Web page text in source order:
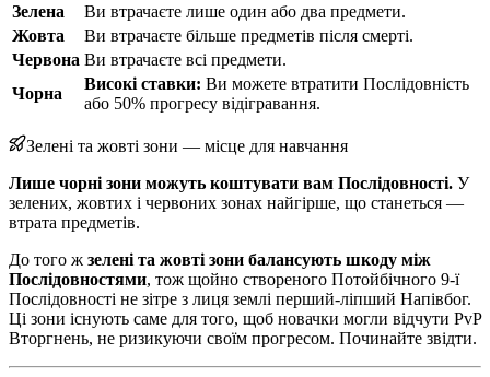
Зелена
Ви втрачаєте лише один або два предмети.
Жовта
Ви втрачаєте більше предметів після смерті.
Червона Ви втрачаєте всі предмети.
Чорна
Високі ставки: Ви можете втратити Послідовність
або 50% прогресу відігравання.
Зелені та жовті зони — місце для навчання
Лише чорні зони можуть коштувати вам Послідовності. У
зелених, жовтих і червоних зонах найгірше, що станеться —
втрата предметів.
До того ж зелені та жовті зони балансують шкоду між
Послідовностями, тож щойно створеного Потойбічного 9-ї
Послідовності не зітре з лиця землі перший-ліпший Напівбог.
Ці зони існують саме для того, щоб новачки могли відчути PvP
Вторгнень, не ризикуючи своїм прогресом. Починайте звідти.